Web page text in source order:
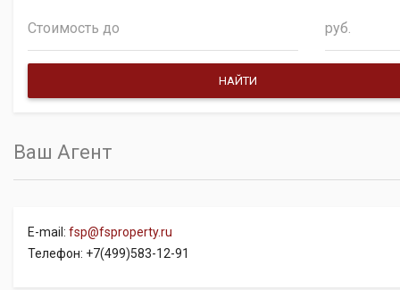
руб.
Ваш Агент
E-mail: fsp@fsproperty.ru
Телефон: +7(499)583-12-91